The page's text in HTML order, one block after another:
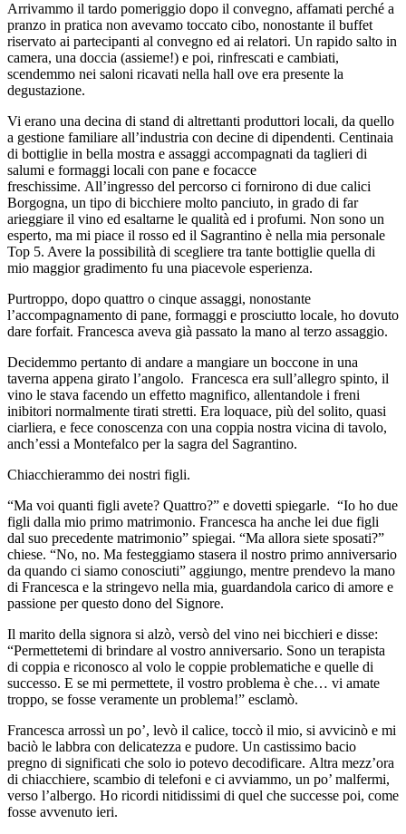
Arrivammo il tardo pomeriggio dopo il convegno, affamati perché a
pranzo in pratica non avevamo toccato cibo, nonostante il buffet
riservato ai partecipanti al convegno ed ai relatori. Un rapido salto in
camera, una doccia (assieme!) e poi, rinfrescati e cambiati,
scendemmo nei saloni ricavati nella hall ove era presente la
degustazione.
Vi erano una decina di stand di altrettanti produttori locali, da quello
a gestione familiare all’industria con decine di dipendenti. Centinaia
di bottiglie in bella mostra e assaggi accompagnati da taglieri di
salumi e formaggi locali con pane e focacce
freschissime. All’ingresso del percorso ci fornirono di due calici
Borgogna, un tipo di bicchiere molto panciuto, in grado di far
arieggiare il vino ed esaltarne le qualità ed i profumi. Non sono un
esperto, ma mi piace il rosso ed il Sagrantino è nella mia personale
Top 5. Avere la possibilità di scegliere tra tante bottiglie quella di
mio maggior gradimento fu una piacevole esperienza.
Purtroppo, dopo quattro o cinque assaggi, nonostante
l’accompagnamento di pane, formaggi e prosciutto locale, ho dovuto
dare forfait. Francesca aveva già passato la mano al terzo assaggio.
Decidemmo pertanto di andare a mangiare un boccone in una
taverna appena girato l’angolo. Francesca era sull’allegro spinto, il
vino le stava facendo un effetto magnifico, allentandole i freni
inibitori normalmente tirati stretti. Era loquace, più del solito, quasi
ciarliera, e fece conoscenza con una coppia nostra vicina di tavolo,
anch’essi a Montefalco per la sagra del Sagrantino.
Chiacchierammo dei nostri figli.
“Ma voi quanti figli avete? Quattro?” e dovetti spiegarle. “Io ho due
figli dalla mio primo matrimonio. Francesca ha anche lei due figli
dal suo precedente matrimonio” spiegai. “Ma allora siete sposati?”
chiese. “No, no. Ma festeggiamo stasera il nostro primo anniversario
da quando ci siamo conosciuti” aggiungo, mentre prendevo la mano
di Francesca e la stringevo nella mia, guardandola carico di amore e
passione per questo dono del Signore.
Il marito della signora si alzò, versò del vino nei bicchieri e disse:
“Permettetemi di brindare al vostro anniversario. Sono un terapista
di coppia e riconosco al volo le coppie problematiche e quelle di
successo. E se mi permettete, il vostro problema è che… vi amate
troppo, se fosse veramente un problema!” esclamò.
Francesca arrossì un po’, levò il calice, toccò il mio, si avvicinò e mi
baciò le labbra con delicatezza e pudore. Un castissimo bacio
pregno di significati che solo io potevo decodificare. Altra mezz’ora
di chiacchiere, scambio di telefoni e ci avviammo, un po’ malfermi,
verso l’albergo. Ho ricordi nitidissimi di quel che successe poi, come
fosse avvenuto ieri.